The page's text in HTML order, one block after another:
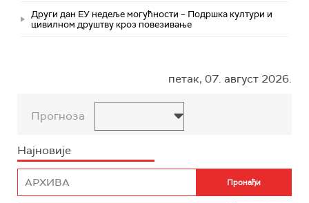
Други дан ЕУ недеље могућности – Подршка култури и
цивилном друштву кроз повезивање
петак, 07. август 2026.
Прогноза
Најновије